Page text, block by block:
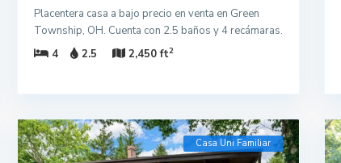
Placentera casa a bajo precio en venta en Green
Township, OH. Cuenta con 2.5 baños y 4 recámaras.
4
2.5 2,450 ft2
Casa Uni Familiar